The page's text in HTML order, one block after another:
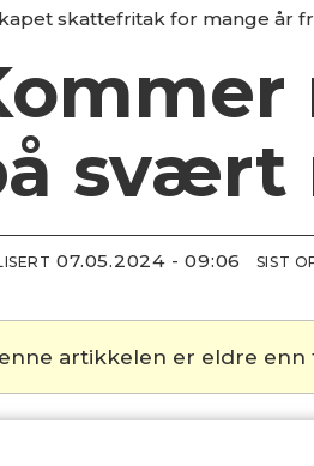
skattefritak for mange år
svært
07.05.2024 - 09:06 SIST
artikkelen er eldre enn